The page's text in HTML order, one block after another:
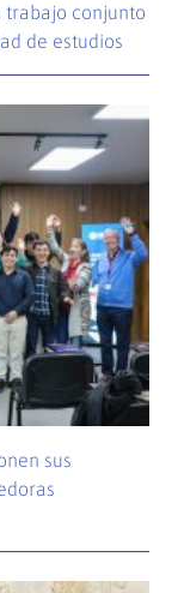
trabajo conjunto
de estudios
sus